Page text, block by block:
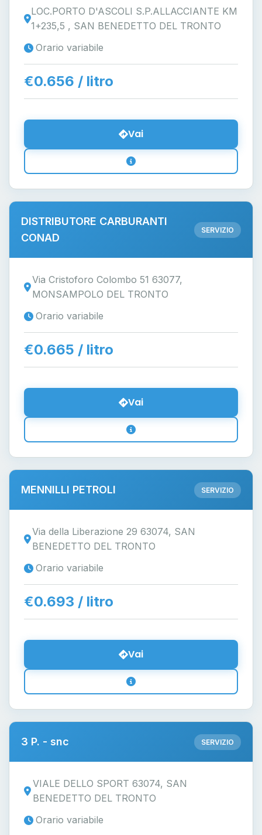
LOC.PORTO D'ASCOLI S.P.ALLACCIANTE KM
1+235,5 , SAN BENEDETTO DEL TRONTO
Orario variabile
€0.656 / litro
Vai
DISTRIBUTORE CARBURANTI
CONAD
SERVIZIO
Via Cristoforo Colombo 51 63077,
MONSAMPOLO DEL TRONTO
Orario variabile
€0.665 / litro
Vai
MENNILLI PETROLI SERVIZIO
Via della Liberazione 29 63074, SAN
BENEDETTO DEL TRONTO
Orario variabile
€0.693 / litro
Vai
3 P. - snc SERVIZIO
VIALE DELLO SPORT 63074, SAN
BENEDETTO DEL TRONTO
Orario variabile